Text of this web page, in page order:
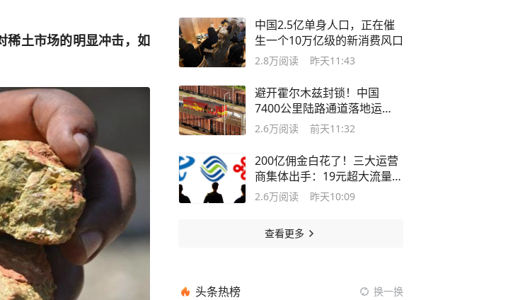
稀土市场的明显冲击，如
中国2.5亿单身人口，正在催
生一个10万亿级的新消费风口
2.8万阅读 昨天11:43
避开霍尔木兹封锁！中国
7400公里陆路通道落地运
行，直通中东腹地
2.6万阅读 前天11:32
200亿佣金白花了！三大运营
商集体出手：19元超大流量卡
正式退场
2.6万阅读 昨天10:09
查看更多
头条热榜 换一换